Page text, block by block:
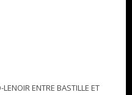
ENTRE BASTILLE ET